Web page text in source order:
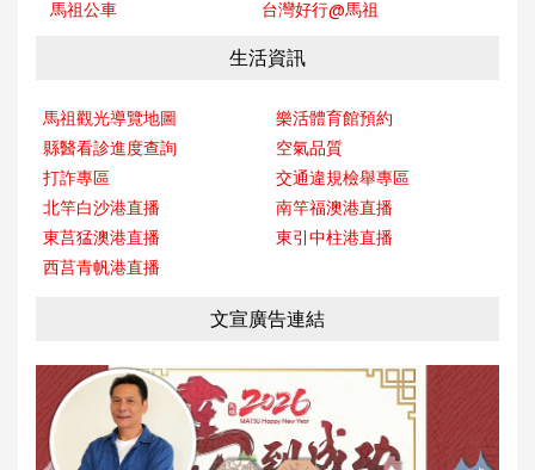
馬祖公車
台灣好行@馬祖
生活資訊
馬祖觀光導覽地圖
樂活體育館預約
縣醫看診進度查詢
空氣品質
打詐專區
交通違規檢舉專區
北竿白沙港直播
南竿福澳港直播
東莒猛澳港直播
東引中柱港直播
西莒青帆港直播
文宣廣告連結